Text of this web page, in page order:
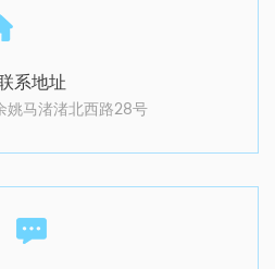
系地址
姚马渚渚北西路28号